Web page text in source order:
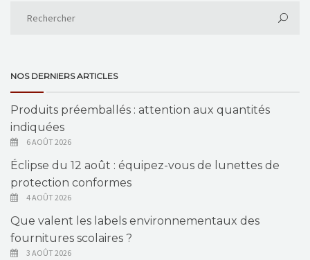
NOS DERNIERS ARTICLES
Produits préemballés : attention aux quantités
indiquées
6 AOÛT 2026
Éclipse du 12 août : équipez-vous de lunettes de
protection conformes
4 AOÛT 2026
Que valent les labels environnementaux des
fournitures scolaires ?
3 AOÛT 2026